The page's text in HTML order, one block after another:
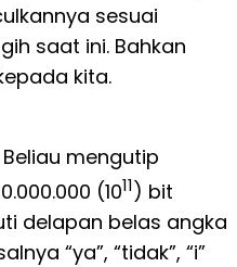
sesuai
saat ini. Bahkan
kita.
Beliau mengutip
(1011) bit
delapan belas angka
“ya”, “tidak”, “i”